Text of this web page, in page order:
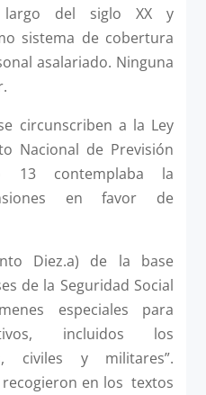
del siglo XX y
sistema de cobertura
asalariado. Ninguna
circunscriben a la Ley
Nacional de Previsión
13 contemplaba la
en favor de
Diez.a) de la base
de la Seguridad Social
especiales para
incluidos los
civiles y militares”.
en los textos